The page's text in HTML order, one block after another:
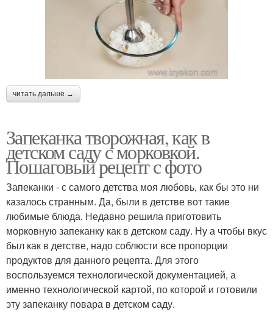
читать дальше →
Запеканка творожная, как в
детском саду с морковкой.
Пошаговый рецепт с фото
Запеканки - с самого детства моя любовь, как бы это ни
казалось странным. Да, были в детстве вот такие
любимые блюда. Недавно решила приготовить
морковную запеканку как в детском саду. Ну а чтобы вкус
был как в детстве, надо соблюсти все пропорции
продуктов для данного рецепта. Для этого
воспользуемся технологической документацией, а
именно технологической картой, по которой и готовили
эту запеканку повара в детском саду.